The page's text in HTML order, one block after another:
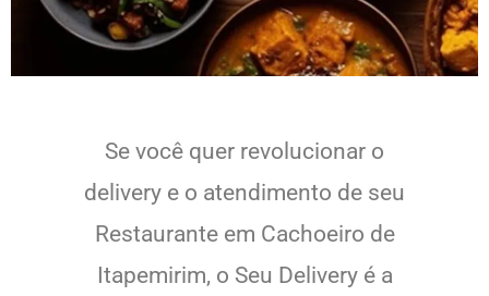
Se você quer revolucionar o
delivery e o atendimento de seu
Restaurante em Cachoeiro de
Itapemirim, o Seu Delivery é a